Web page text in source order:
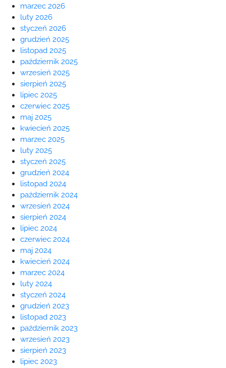
marzec 2026
luty 2026
styczeń 2026
grudzień 2025
listopad 2025
październik 2025
wrzesień 2025
sierpień 2025
lipiec 2025
czerwiec 2025
maj 2025
kwiecień 2025
marzec 2025
luty 2025
styczeń 2025
grudzień 2024
listopad 2024
październik 2024
wrzesień 2024
sierpień 2024
lipiec 2024
czerwiec 2024
maj 2024
kwiecień 2024
marzec 2024
luty 2024
styczeń 2024
grudzień 2023
listopad 2023
październik 2023
wrzesień 2023
sierpień 2023
lipiec 2023